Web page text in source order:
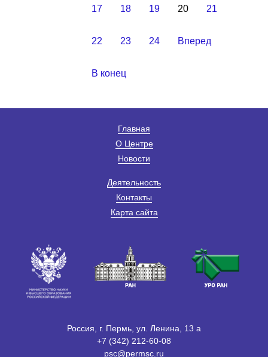
17 18 19 20 21
22 23 24 Вперед
В конец
Главная
О Центре
Новости
Деятельность
Контакты
Карта сайта
Россия, г. Пермь, ул. Ленина, 13 а
+7 (342) 212-60-08
psc@permsc.ru